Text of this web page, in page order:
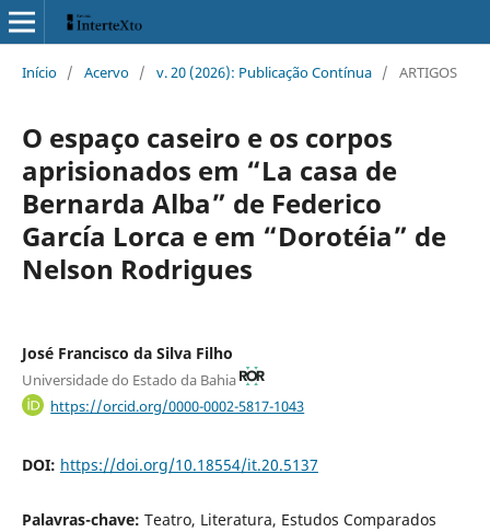
Início / Acervo / v. 20 (2026): Publicação Contínua / ARTIGOS
O espaço caseiro e os corpos
aprisionados em “La casa de
Bernarda Alba” de Federico
García Lorca e em “Dorotéia” de
Nelson Rodrigues
José Francisco da Silva Filho
Universidade do Estado da Bahia
https://orcid.org/0000-0002-5817-1043
DOI: https://doi.org/10.18554/it.20.5137
Palavras-chave: Teatro, Literatura, Estudos Comparados